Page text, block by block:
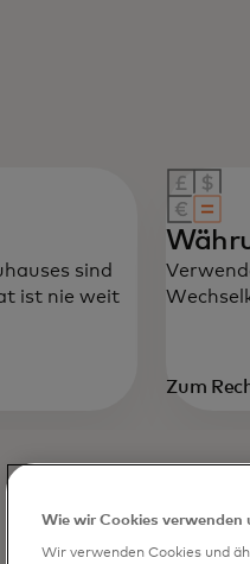
sind
ist nie weit
Zum
Wie wir Cookies
Wir verwenden Cookies und